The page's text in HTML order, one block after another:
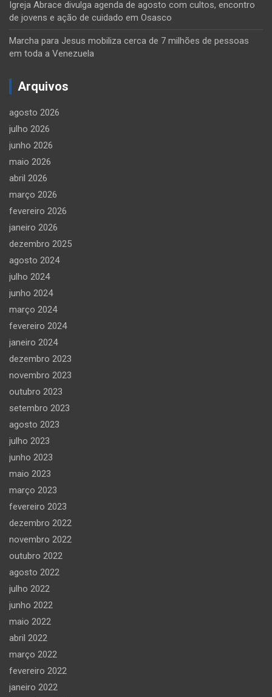
Igreja Abrace divulga agenda de agosto com cultos, encontro
de jovens e ação de cuidado em Osasco
Marcha para Jesus mobiliza cerca de 7 milhões de pessoas
em toda a Venezuela
Arquivos
agosto 2026
julho 2026
junho 2026
maio 2026
abril 2026
março 2026
fevereiro 2026
janeiro 2026
dezembro 2025
agosto 2024
julho 2024
junho 2024
março 2024
fevereiro 2024
janeiro 2024
dezembro 2023
novembro 2023
outubro 2023
setembro 2023
agosto 2023
julho 2023
junho 2023
maio 2023
março 2023
fevereiro 2023
dezembro 2022
novembro 2022
outubro 2022
agosto 2022
julho 2022
junho 2022
maio 2022
abril 2022
março 2022
fevereiro 2022
janeiro 2022